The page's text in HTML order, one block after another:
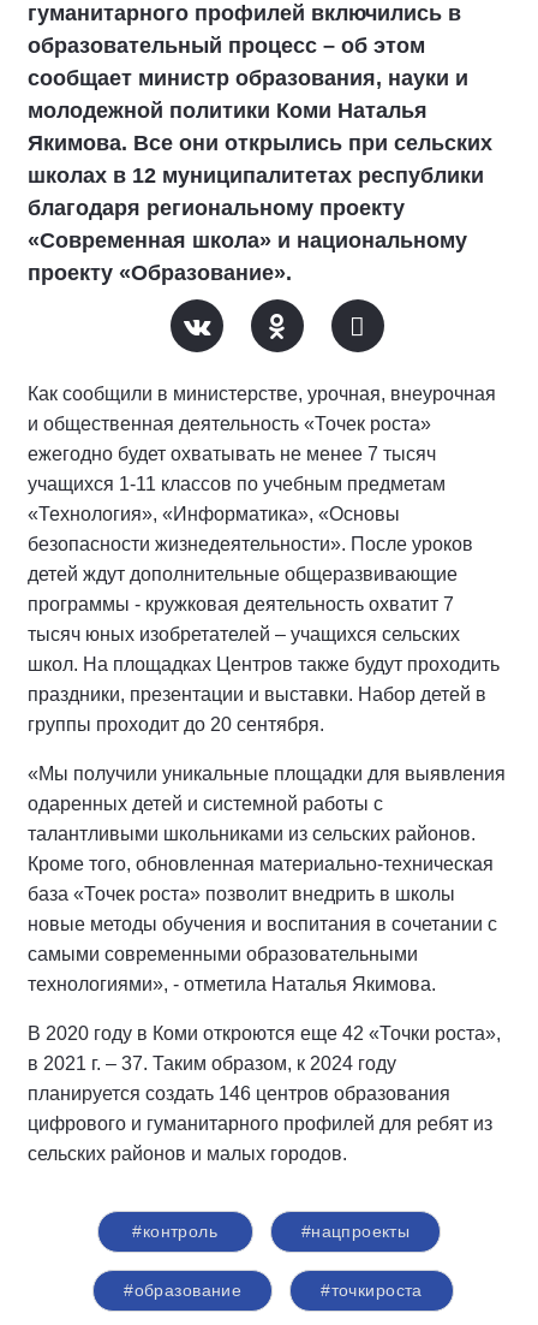
гуманитарного профилей включились в
образовательный процесс – об этом
сообщает министр образования, науки и
молодежной политики Коми Наталья
Якимова. Все они открылись при сельских
школах в 12 муниципалитетах республики
благодаря региональному проекту
«Современная школа» и национальному
проекту «Образование».
Как сообщили в министерстве, урочная, внеурочная
и общественная деятельность «Точек роста»
ежегодно будет охватывать не менее 7 тысяч
учащихся 1-11 классов по учебным предметам
«Технология», «Информатика», «Основы
безопасности жизнедеятельности». После уроков
детей ждут дополнительные общеразвивающие
программы - кружковая деятельность охватит 7
тысяч юных изобретателей – учащихся сельских
школ. На площадках Центров также будут проходить
праздники, презентации и выставки. Набор детей в
группы проходит до 20 сентября.
«Мы получили уникальные площадки для выявления
одаренных детей и системной работы с
талантливыми школьниками из сельских районов.
Кроме того, обновленная материально-техническая
база «Точек роста» позволит внедрить в школы
новые методы обучения и воспитания в сочетании с
самыми современными образовательными
технологиями», - отметила Наталья Якимова.
В 2020 году в Коми откроются еще 42 «Точки роста»,
в 2021 г. – 37. Таким образом, к 2024 году
планируется создать 146 центров образования
цифрового и гуманитарного профилей для ребят из
сельских районов и малых городов.
#контроль #нацпроекты
#образование #точкироста